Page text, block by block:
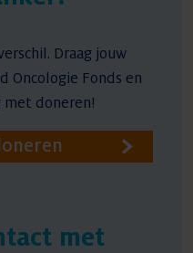
Draag jouw
Oncologie Fonds en
met doneren!
met